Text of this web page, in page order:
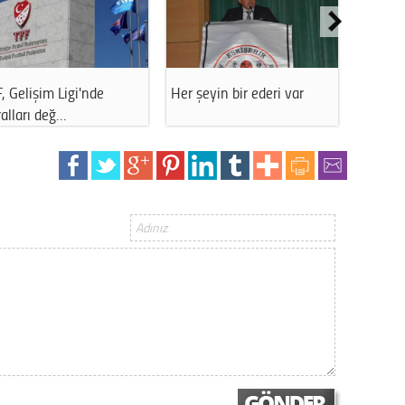
Hentbolda yeni sezon
THK Eskişehir Şube